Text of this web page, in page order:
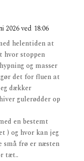
2026 ved 18:06
helentiden at
hvor stoppen
og masser
det for fluen at
dækker
gulerødder op
en bestemt
) og hvor kan jeg
små frø er næsten
tæt..